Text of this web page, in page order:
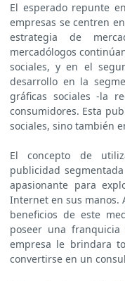
El esperado repunte
empresas se centren
estrategia de
mercadólogos
sociales, y en el
desarrollo en la
gráficas sociales -la
consumidores. Esta
sociales, sino también
El concepto de
publicidad
apasionante para
Internet en sus manos.
beneficios de este
poseer una
empresa le brindara
convertirse en un